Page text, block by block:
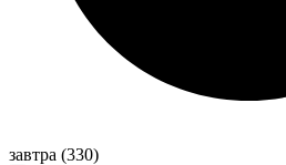
завтра (330)